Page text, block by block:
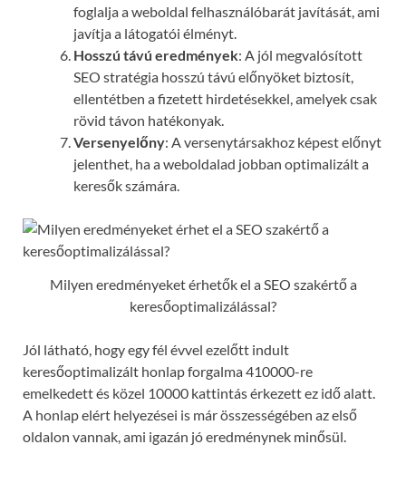
foglalja a weboldal felhasználóbarát javítását, ami
javítja a látogatói élményt.
Hosszú távú eredmények: A jól megvalósított
SEO stratégia hosszú távú előnyöket biztosít,
ellentétben a fizetett hirdetésekkel, amelyek csak
rövid távon hatékonyak.
Versenyelőny: A versenytársakhoz képest előnyt
jelenthet, ha a weboldalad jobban optimalizált a
keresők számára.
Milyen eredményeket érhetők el a SEO szakértő a
keresőoptimalizálással?
Jól látható, hogy egy fél évvel ezelőtt indult
keresőoptimalizált honlap forgalma 410000-re
emelkedett és közel 10000 kattintás érkezett ez idő alatt.
A honlap elért helyezései is már összességében az első
oldalon vannak, ami igazán jó eredménynek minősül.